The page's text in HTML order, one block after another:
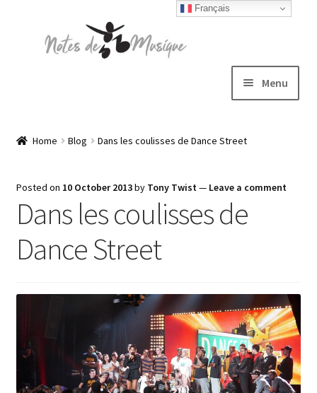
Menu
Hats
Sweatshirts
Blog
child
menu
Home Blog Dans les coulisses de Dance Street
Posted on 10 October 2013by Tony Twist — Leave a comment
Dans les coulisses de
Dance Street
Français